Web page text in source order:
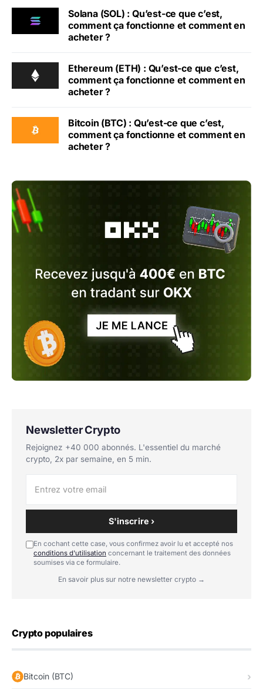
Solana (SOL) : Qu’est-ce que c’est,
comment ça fonctionne et comment en
acheter ?
Ethereum (ETH) : Qu’est-ce que c’est,
comment ça fonctionne et comment en
acheter ?
Bitcoin (BTC) : Qu’est-ce que c’est,
comment ça fonctionne et comment en
acheter ?
Newsletter Crypto
Rejoignez +40 000 abonnés. L'essentiel du marché
crypto, 2x par semaine, en 5 min.
S'inscrire ›
En cochant cette case, vous confirmez avoir lu et accepté nos
conditions d'utilisation concernant le traitement des données
soumises via ce formulaire.
En savoir plus sur notre newsletter crypto →
Crypto populaires
Bitcoin (BTC)